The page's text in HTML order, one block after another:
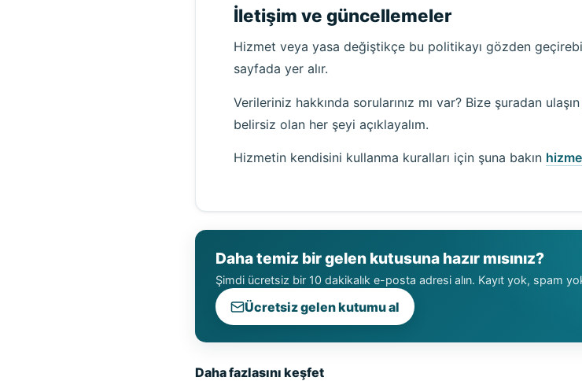
İletişim ve güncellemeler
Hizmet veya yasa değiştikçe bu politikayı gözden
sayfada yer alır.
Verileriniz hakkında sorularınız mı var? Bize şuradan ulaşın
belirsiz olan her şeyi açıklayalım.
Hizmetin kendisini kullanma kuralları için şuna bakın
Daha temiz bir gelen kutusuna hazır mısınız?
Şimdi ücretsiz bir 10 dakikalık e-posta adresi alın. Kayıt yok, spam
Ücretsiz gelen kutumu al
Daha fazlasını keşfet